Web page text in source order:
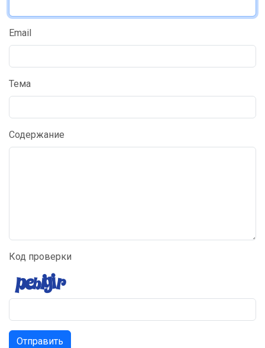
Email
Тема
Содержание
Код проверки
Отправить